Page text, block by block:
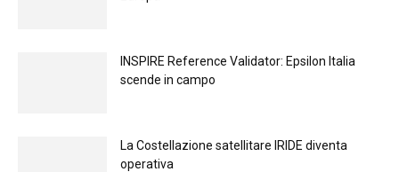
INSPIRE Reference Validator: Epsilon Italia
scende in campo
La Costellazione satellitare IRIDE diventa
operativa